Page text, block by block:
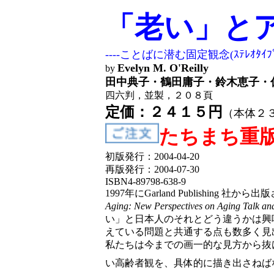
「老い」と
----ことばに潜む固定観念(ｽﾃﾚｵﾀｲ
by Evelyn M. O'Reilly
田中典子・鶴田庸子・鈴木恵子・
四六判，並製，２０８頁
定価：２４１５円 （本体２
たちまち重
初版発行：2004-04-20
再版発行：2004-07-30
ISBN4-89798-638-9
1997年にGarland Publishing 社から出版
Aging: New Perspectives on Aging Talk
い」と日本人のそれとどう違うかは
えている問題と共通する点も数多く
私たちは今までの画一的な見方から
い高齢者観を、具体的に描き出さね